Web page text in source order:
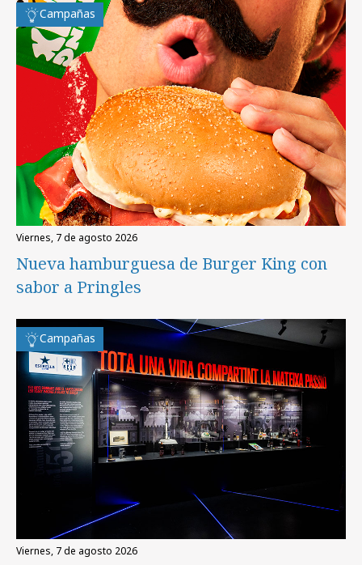
Campañas
viernes, 7 de agosto 2026
Nueva hamburguesa de Burger King con
sabor a Pringles
Campañas
viernes, 7 de agosto 2026